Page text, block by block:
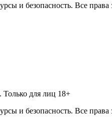
и безопасность. Все
для лиц 18+
и безопасность. Все